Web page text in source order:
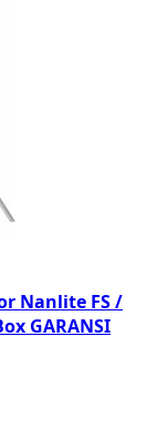
Nanlite FS /
GARANSI